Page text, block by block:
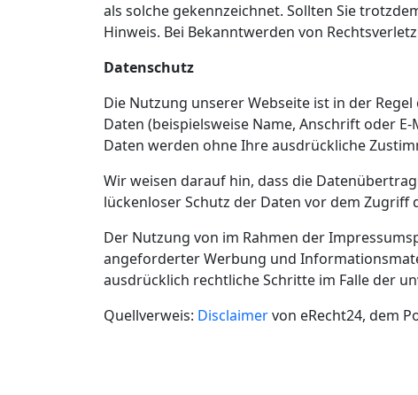
als solche gekennzeichnet. Sollten Sie
Hinweis. Bei Bekanntwerden von
Datenschutz
Die Nutzung unserer Webseite ist in der
Daten (beispielsweise Name, Anschrift oder
Daten werden ohne Ihre ausdrückliche
Wir weisen darauf hin, dass die
lückenloser Schutz der Daten vor dem
Der Nutzung von im Rahmen der
angeforderter Werbung und
ausdrücklich rechtliche Schritte im Falle der
Quellverweis: Disclaimervon eRecht24, dem